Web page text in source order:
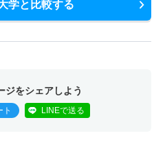
学と比較する
ジをシェアしよう
ト LINEで送る